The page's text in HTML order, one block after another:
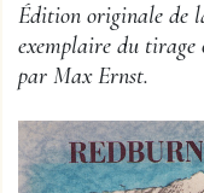
Édition originale de
exemplaire du
par Max Ernst.